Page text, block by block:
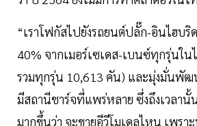
“เราโฟกัสไปยังรถยนต์ปลั๊ก-อินไฮบริ
40% จากเมอร์เซเดส-เบนซ์ทุกรุ่นใน
รวมทุกรุ่น 10,613 คัน) และมุ่งมั่นพัฒ
มีสถานีชาร์จที่แพร่หลาย ซึ่งถึงเวลานั้
มากขึ้นว่า จะขายอีวีโมเดลไหน เพร